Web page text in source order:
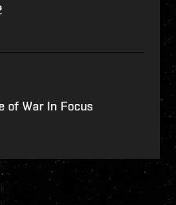
of War In Focus